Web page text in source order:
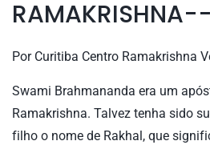
Por Curitiba Centro Ramakrishna
Swami Brahmananda era um
Ramakrishna. Talvez tenha sido
filho o nome de Rakhal, que